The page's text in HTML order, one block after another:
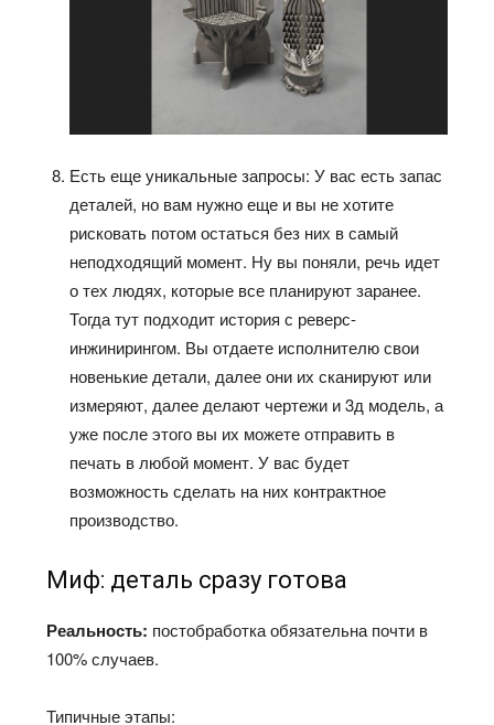
Есть еще уникальные запросы: У вас есть запас
деталей, но вам нужно еще и вы не хотите
рисковать потом остаться без них в самый
неподходящий момент. Ну вы поняли, речь идет
о тех людях, которые все планируют заранее.
Тогда тут подходит история с реверс-
инжинирингом. Вы отдаете исполнителю свои
новенькие детали, далее они их сканируют или
измеряют, далее делают чертежи и 3д модель, а
уже после этого вы их можете отправить в
печать в любой момент. У вас будет
возможность сделать на них контрактное
производство.
Миф: деталь сразу готова
Реальность: постобработка обязательна почти в
100% случаев.
Типичные этапы: